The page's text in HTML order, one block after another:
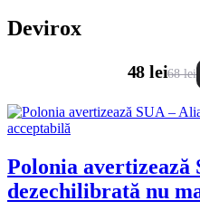
Devirox
48 lei68 lei
Polonia avertizează
dezechilibrată nu